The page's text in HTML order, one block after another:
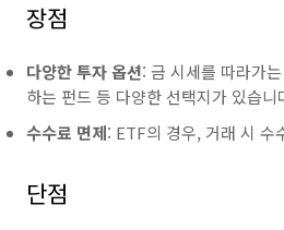
장점
다양한 투자 옵션: 금 시세를 따라가
하는 펀드 등 다양한 선택지가 있습니
수수료 면제: ETF의 경우, 거래 시 수
단점